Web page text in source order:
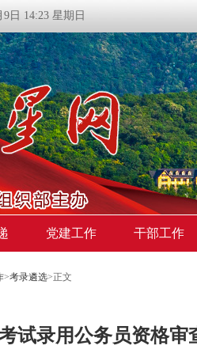
9日 14:23 星期日
党建工作 干部工作
>考录遴选>正文
试录用公务员资格审